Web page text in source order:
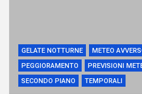
GELATE NOTTURNE METEO
PEGGIORAMENTO
PREVISIONI
SECONDO PIANO
TEMPORALI